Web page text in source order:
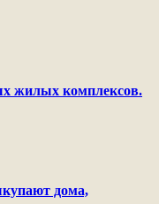
жилых комплексов.
дома,